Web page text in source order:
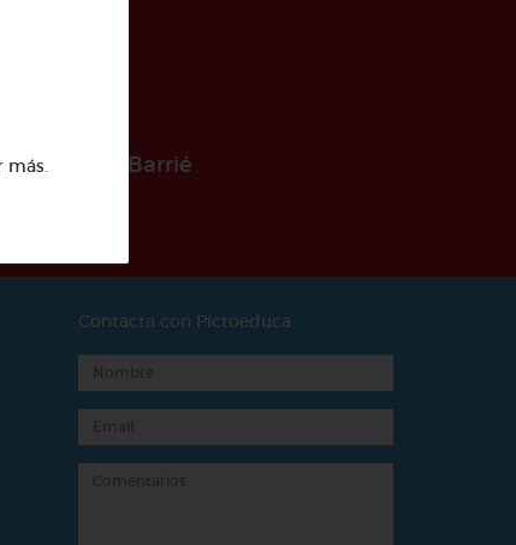
Barrié
Contacta con Pictoeduca
más.